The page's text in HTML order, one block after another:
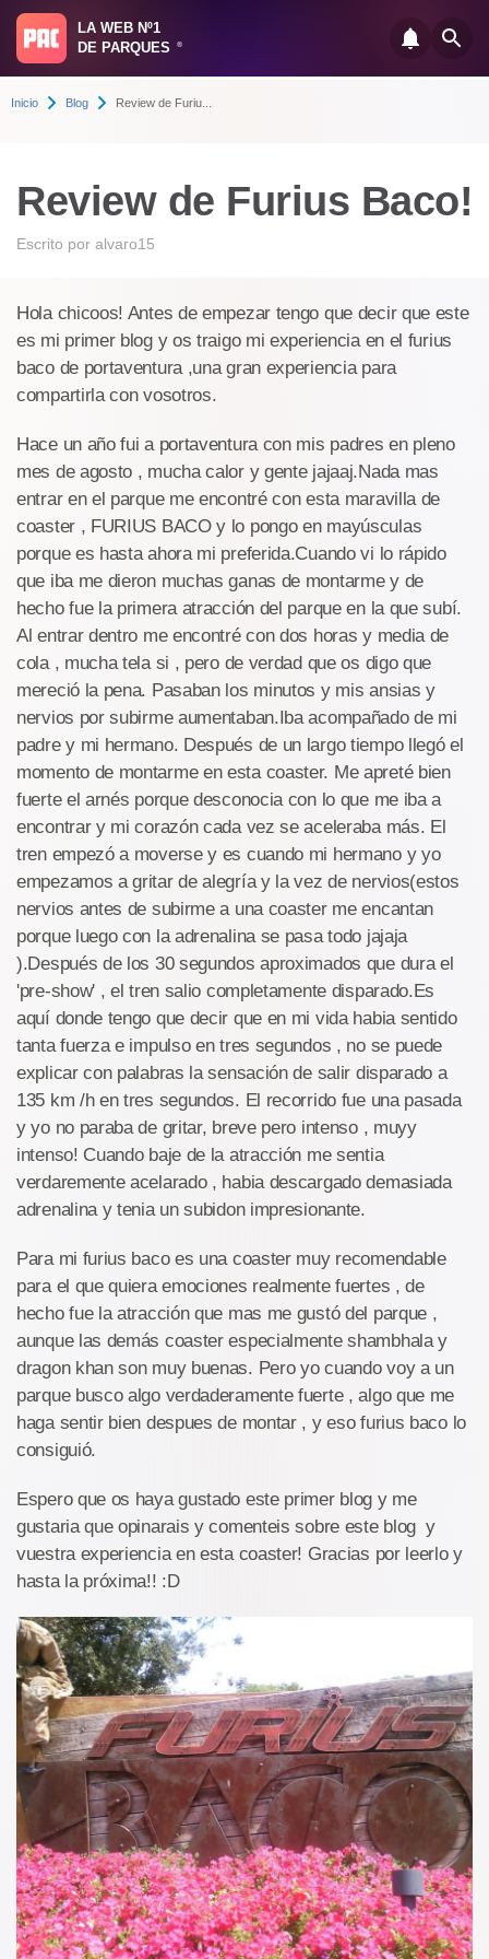
LA WEB Nº1
DE PARQUES
®
Inicio Blog Review de Furiu...
Review de Furius Baco!
Escrito por alvaro15
Hola chicoos! Antes de empezar tengo que decir que este
es mi primer blog y os traigo mi experiencia en el furius
baco de portaventura ,una gran experiencia para
compartirla con vosotros.
Hace un año fui a portaventura con mis padres en pleno
mes de agosto , mucha calor y gente jajaaj.Nada mas
entrar en el parque me encontré con esta maravilla de
coaster , FURIUS BACO y lo pongo en mayúsculas
porque es hasta ahora mi preferida.Cuando vi lo rápido
que iba me dieron muchas ganas de montarme y de
hecho fue la primera atracción del parque en la que subí.
Al entrar dentro me encontré con dos horas y media de
cola , mucha tela si , pero de verdad que os digo que
mereció la pena. Pasaban los minutos y mis ansias y
nervios por subirme aumentaban.Iba acompañado de mi
padre y mi hermano. Después de un largo tiempo llegó el
momento de montarme en esta coaster. Me apreté bien
fuerte el arnés porque desconocia con lo que me iba a
encontrar y mi corazón cada vez se aceleraba más. El
tren empezó a moverse y es cuando mi hermano y yo
empezamos a gritar de alegría y la vez de nervios(estos
nervios antes de subirme a una coaster me encantan
porque luego con la adrenalina se pasa todo jajaja
).Después de los 30 segundos aproximados que dura el
'pre-show' , el tren salio completamente disparado.Es
aquí donde tengo que decir que en mi vida habia sentido
tanta fuerza e impulso en tres segundos , no se puede
explicar con palabras la sensación de salir disparado a
135 km /h en tres segundos. El recorrido fue una pasada
y yo no paraba de gritar, breve pero intenso , muyy
intenso! Cuando baje de la atracción me sentia
verdaremente acelarado , habia descargado demasiada
adrenalina y tenia un subidon impresionante.
Para mi furius baco es una coaster muy recomendable
para el que quiera emociones realmente fuertes , de
hecho fue la atracción que mas me gustó del parque ,
aunque las demás coaster especialmente shambhala y
dragon khan son muy buenas. Pero yo cuando voy a un
parque busco algo verdaderamente fuerte , algo que me
haga sentir bien despues de montar , y eso furius baco lo
consiguió.
Espero que os haya gustado este primer blog y me
gustaria que opinarais y comenteis sobre este blog y
vuestra experiencia en esta coaster! Gracias por leerlo y
hasta la próxima!! :D